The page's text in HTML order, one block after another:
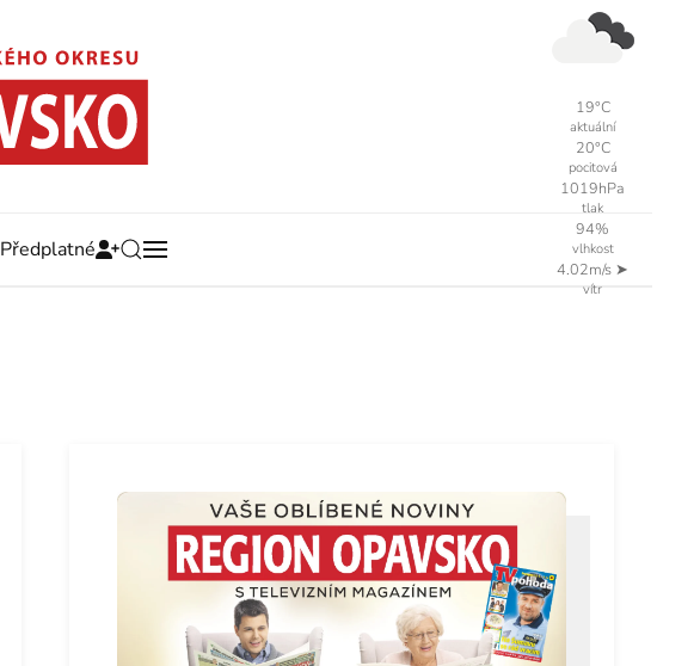
19°C
aktuální
20°C
pocitová
1019hPa
tlak
94%
vlhkost
4.02m/s ➤
vítr
Předplatné